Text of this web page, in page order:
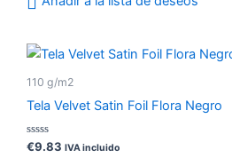
110 g/m2
Tela Velvet Satin Foil Flora Negro
Valorado
€9.83 IVA incluido